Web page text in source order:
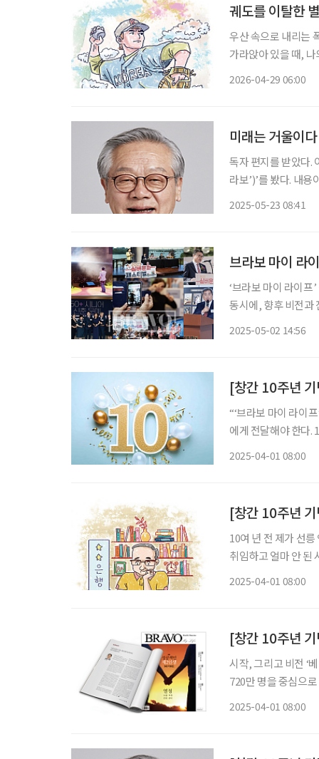
궤도를 이탈한
우산 속으로 내리는 폭포, 침묵하는 신
가라앉아 있을 때,
2026-04-29 06:00
미래는 거울이다
독자 편지를 받았다.
라보’)’를 봤다. 내
2025-05-23 08:41
브라보 마이 라
‘브라보 마이 라이
동시에, 향후 비전과
2025-05-02 14:56
[창간 10주년
“‘브라보 마이 라이
에게 전달해야 한다.
2025-04-01 08:00
[창간 10주년
10여 년 전 제가 선
취임하고 얼마 안 된
2025-04-01 08:00
[창간 10주년
시작, 그리고 비전 ‘
720만 명을 중심으
2025-04-01 08:00